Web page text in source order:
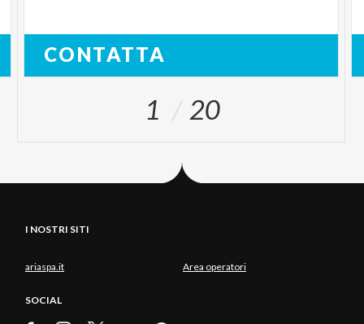
CONTATTA
1 20
I NOSTRI SITI
ariaspa.it Area operatori
SOCIAL